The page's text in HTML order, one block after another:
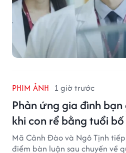
PHIM ẢNH 1 giờ trước
Phản ứng gia đình
khi con rể bằng tuổi
Mã Cảnh Đào và Ngô Tịnh
điểm bàn luận sau chuyến về